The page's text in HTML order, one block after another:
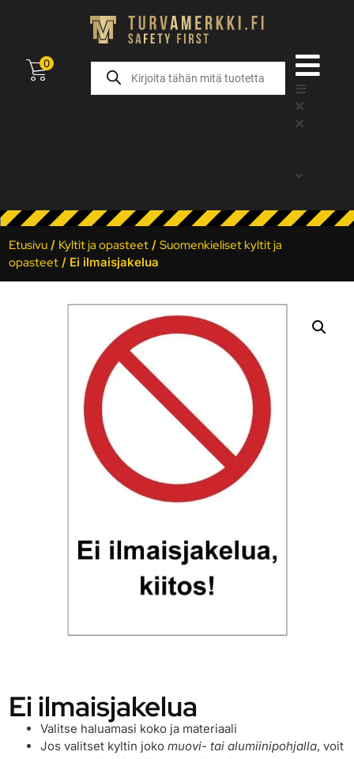
0
Etusivu / Kyltit ja opasteet /Suomenkieliset kyltit ja
opasteet / Ei ilmaisjakelua
Ei ilmaisjakelua
Valitse haluamasi koko ja materiaali
Jos valitset kyltin jokomuovi- tai alumiinipohjalla, voit